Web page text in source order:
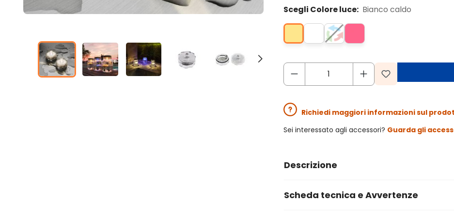
Scegli Colore luce: Bianco caldo
Richiedi maggiori informazioni sul
Sei interessato agli accessori? Guarda gli
Descrizione
Scheda tecnica e Avvertenze